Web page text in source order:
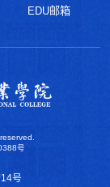
EDU邮箱
号
号